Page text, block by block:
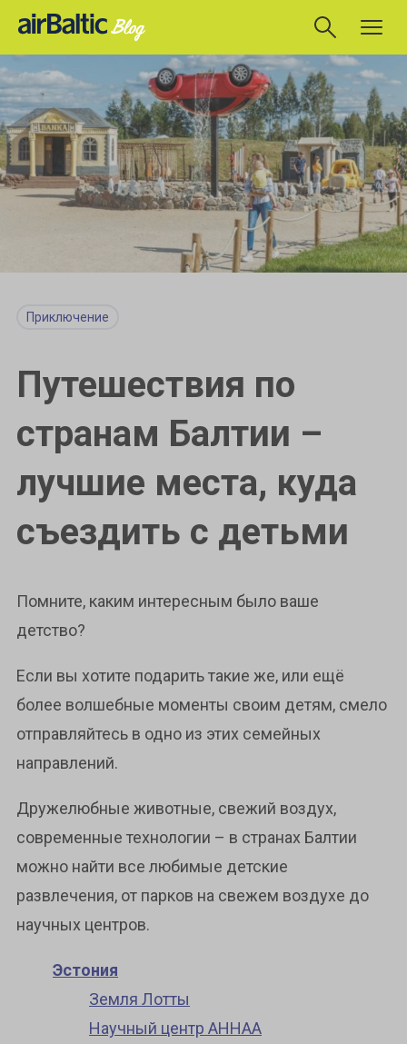
Приключение
Путешествия по
странам Балтии –
лучшие места, куда
съездить с детьми
Помните, каким интересным было ваше
детство?
Если вы хотите подарить такие же, или ещё
более волшебные моменты своим детям, смело
отправляйтесь в одно из этих семейных
направлений.
Дружелюбные животные, свежий воздух,
современные технологии – в странах Балтии
можно найти все любимые детские
развлечения, от парков на свежем воздухе до
научных центров.
Эстония
Земля Лотты
Научный центр AHHAA